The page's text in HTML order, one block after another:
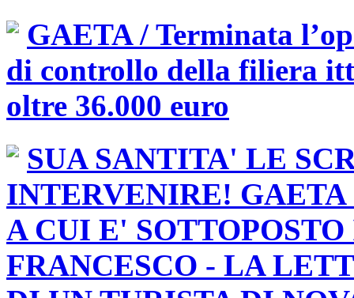
GAETA / Terminata
di controllo della filiera
oltre 36.000 euro
SUA SANTITA' LE
INTERVENIRE! GAETA
A CUI E'
FRANCESCO - LA